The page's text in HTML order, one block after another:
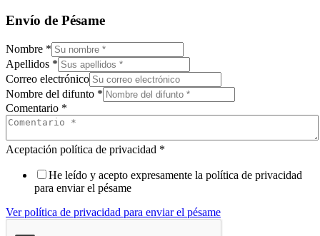
Envío de Pésame
Nombre *
Apellidos *
Correo electrónico
Nombre del difunto *
Comentario *
Aceptación política de privacidad *
He leído y acepto expresamente la política de privacidad
para enviar el pésame
Ver política de privacidad para enviar el pésame